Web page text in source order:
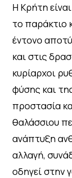
Η Κρήτη
το παράκτιο
έντονο
και στις
κυρίαρχοι
φύσης και
προστασία
θαλάσσιου
ανάπτυξη
αλλαγή,
οδηγεί στην